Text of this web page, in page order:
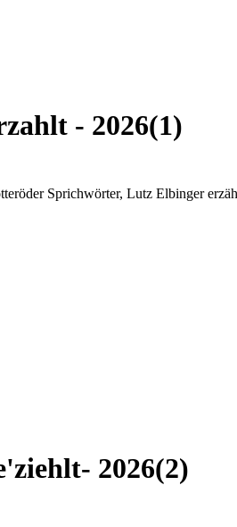
- 2026(1)
Sprichwörter, Lutz Elbinger
2026(2)